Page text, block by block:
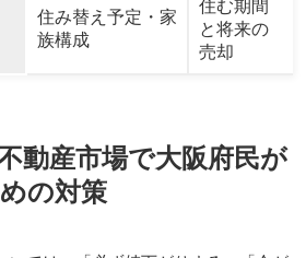
住み替え予定・家
族構成
住む期間
と将来の
売却
動産市場で大阪府民が
の対策